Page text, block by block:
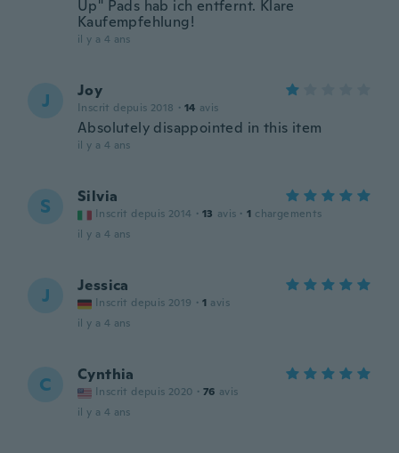
Up" Pads hab ich entfernt. Klare
Kaufempfehlung!
il y a 4 ans
J Joy
Inscrit depuis 2018 · 14 avis
Absolutely disappointed in this item
il y a 4 ans
S Silvia
Inscrit depuis 2014 · 13 avis · 1 chargements
il y a 4 ans
J Jessica
Inscrit depuis 2019 · 1 avis
il y a 4 ans
C Cynthia
Inscrit depuis 2020 · 76 avis
il y a 4 ans